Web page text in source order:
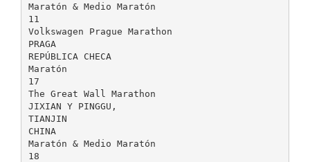
Maratón & Medio Maratón
11
Volkswagen Prague Marathon
PRAGA
REPÚBLICA CHECA
Maratón
17
The Great Wall Marathon
JIXIAN Y PINGGU,
TIANJIN
CHINA
Maratón & Medio Maratón
18